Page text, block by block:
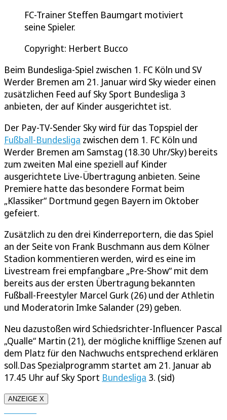
FC-Trainer Steffen Baumgart motiviert
seine Spieler.
Copyright: Herbert Bucco
Beim Bundesliga-Spiel zwischen 1. FC Köln und SV
Werder Bremen am 21. Januar wird Sky wieder einen
zusätzlichen Feed auf Sky Sport Bundesliga 3
anbieten, der auf Kinder ausgerichtet ist.
Der Pay-TV-Sender Sky wird für das Topspiel der
Fußball-Bundesliga zwischen dem 1. FC Köln und
Werder Bremen am Samstag (18.30 Uhr/Sky) bereits
zum zweiten Mal eine speziell auf Kinder
ausgerichtete Live-Übertragung anbieten. Seine
Premiere hatte das besondere Format beim
„Klassiker“ Dortmund gegen Bayern im Oktober
gefeiert.
Zusätzlich zu den drei Kinderreportern, die das Spiel
an der Seite von Frank Buschmann aus dem Kölner
Stadion kommentieren werden, wird es eine im
Livestream frei empfangbare „Pre-Show“ mit dem
bereits aus der ersten Übertragung bekannten
Fußball-Freestyler Marcel Gurk (26) und der Athletin
und Moderatorin Imke Salander (29) geben.
Neu dazustoßen wird Schiedsrichter-Influencer Pascal
„Qualle“ Martin (21), der mögliche knifflige Szenen auf
dem Platz für den Nachwuchs entsprechend erklären
soll.Das Spezialprogramm startet am 21. Januar ab
17.45 Uhr auf Sky Sport Bundesliga 3. (sid)
ANZEIGE X